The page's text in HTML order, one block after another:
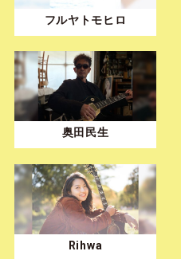
フルヤトモヒロ
奥田民生
Rihwa